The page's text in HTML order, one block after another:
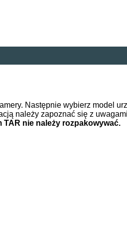
Następnie wybierz model
należy zapoznać się z
TAR nie należy rozpakowywać.